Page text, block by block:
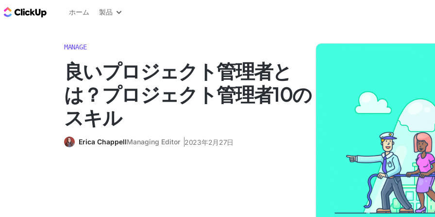
ClickUp ブログ
ホーム 製品
MANAGE
良いプロジェクト管理者と
は？プロジェクト管理者10の
スキル
Erica ChappellManaging Editor 2023年2月27日